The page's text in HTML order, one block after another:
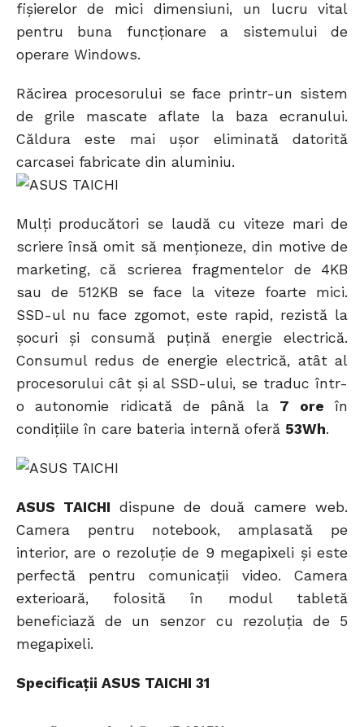
fișierelor de mici dimensiuni, un lucru vital
pentru buna funcționare a sistemului de
operare Windows.
Răcirea procesorului se face printr-un sistem
de grile mascate aflate la baza ecranului.
Căldura este mai ușor eliminată datorită
carcasei fabricate din aluminiu.
Mulți producători se laudă cu viteze mari de
scriere însă omit să menționeze, din motive de
marketing, că scrierea fragmentelor de 4KB
sau de 512KB se face la viteze foarte mici.
SSD-ul nu face zgomot, este rapid, rezistă la
șocuri și consumă puțină energie electrică.
Consumul redus de energie electrică, atât al
procesorului cât și al SSD-ului, se traduc într-
o autonomie ridicată de până la 7 ore în
condițiile în care bateria internă oferă 53Wh.
ASUS TAICHI dispune de două camere web.
Camera pentru notebook, amplasată pe
interior, are o rezoluție de 9 megapixeli și este
perfectă pentru comunicații video. Camera
exterioară, folosită în modul tabletă
beneficiază de un senzor cu rezoluția de 5
megapixeli.
Specificații ASUS TAICHI 31